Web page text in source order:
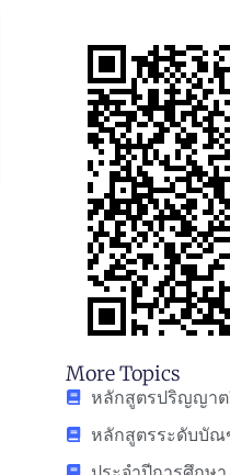
More Topics
หลักสูตรปริญญาต
หลักสูตรระดับบัณ